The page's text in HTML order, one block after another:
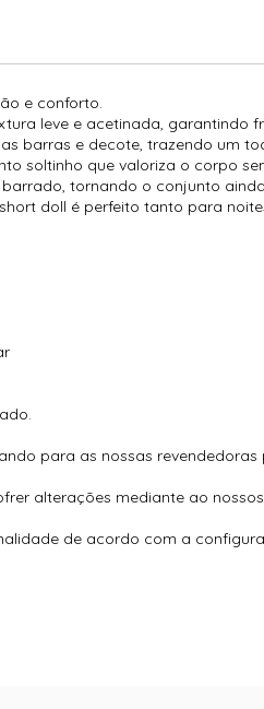
e conforto.
leve e acetinada, garantindo
barras e decote, trazendo um
soltinho que valoriza o corpo
tornando o conjunto
doll é perfeito tanto para
para as nossas
alterações mediante ao
de acordo com a